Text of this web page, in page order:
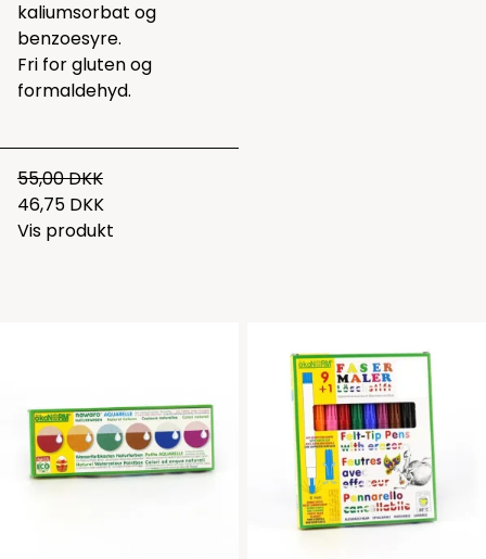
kaliumsorbat og
benzoesyre.
Fri for gluten og
formaldehyd.
55,00 DKK
46,75 DKK
Vis produkt